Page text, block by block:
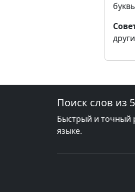
Поиск слов из
Быстрый и точный
языке.